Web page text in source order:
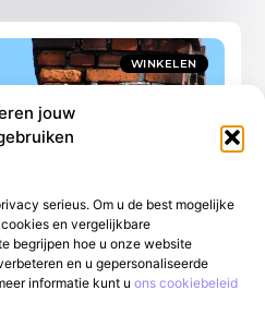
jouw
serieus. Om u de best mogelijke
en vergelijkbare
begrijpen hoe u onze website
en u gepersonaliseerde
informatie kunt u ons cookiebeleid
WINKELEN
in
huis betekent meer
gevel en een frisse
de elementen die je